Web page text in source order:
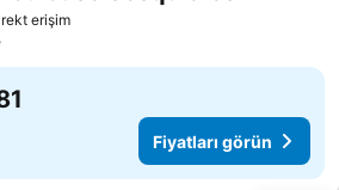
erişim
Fiyatları görün